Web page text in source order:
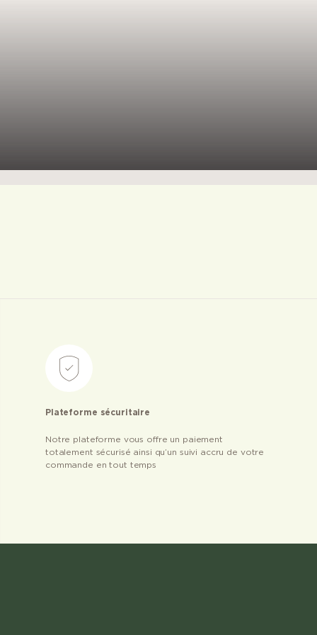
Plateforme sécuritaire
Notre plateforme vous offre un paiement
totalement sécurisé ainsi qu’un suivi accru de votre
commande en tout temps